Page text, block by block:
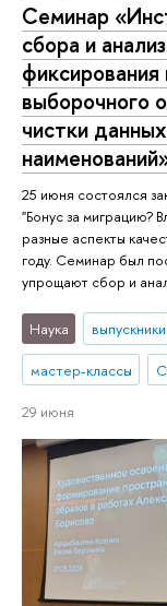
Семинар
сбора и
фиксирования
выборочного
чистки
25 июня состоялся
"Бонус за миграцию?
разные аспекты
году. Семинар был
упрощают сбор и
Наука выпускники
мастер-классы
29 июня